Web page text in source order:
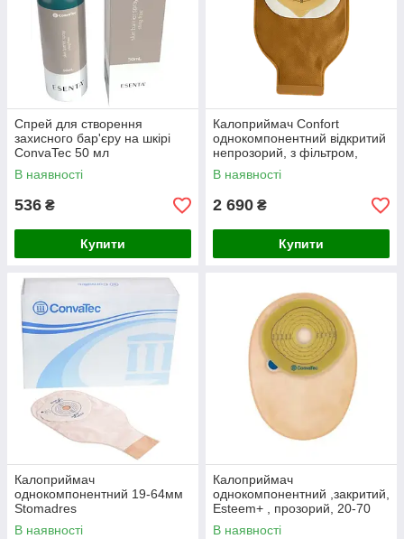
Спрей для створення
захисного бар'єру на шкірі
ConvaTec 50 мл
В наявності
536 ₴
Купити
Калоприймач Confort
однокомпонентний відкритий
непрозорий, з фільтром,
стома 12-70 мм, 30 шт
В наявності
2 690 ₴
Купити
Калоприймач
однокомпонентний 19-64мм
Stomadres
В наявності
Калоприймач
однокомпонентний ,закритий,
Esteem+ , прозорий, 20-70
mm
В наявності